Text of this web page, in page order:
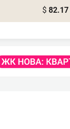
$ 82.17